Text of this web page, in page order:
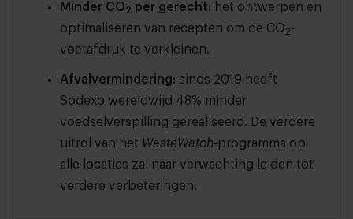
Minder CO2 per gerecht: het ontwerpen en
optimaliseren van recepten om de CO2-
voetafdruk te verkleinen.
Afvalvermindering: sinds 2019 heeft
Sodexo wereldwijd 48% minder
voedselverspilling gerealiseerd. De verdere
uitrol van het WasteWatch-programma op
alle locaties zal naar verwachting leiden tot
verdere verbeteringen.